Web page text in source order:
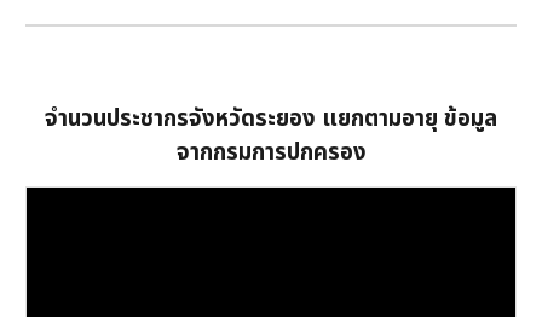
จำนวนประชากรจังหวัดระยอง แยกตามอายุ ข้อมูล
จากกรมการปกครอง